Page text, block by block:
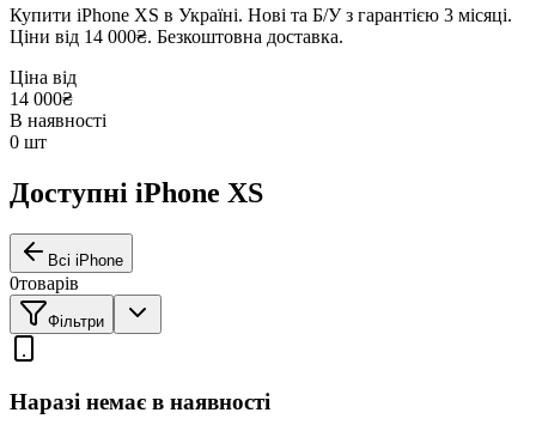
Купити iPhone XS в Україні. Нові та Б/У з гарантією 3 місяці.
Ціни від 14 000₴. Безкоштовна доставка.
Ціна від
14 000₴
В наявності
0 шт
Доступні iPhone XS
Всі iPhone
0товарів
Фільтри
Наразі немає в наявності